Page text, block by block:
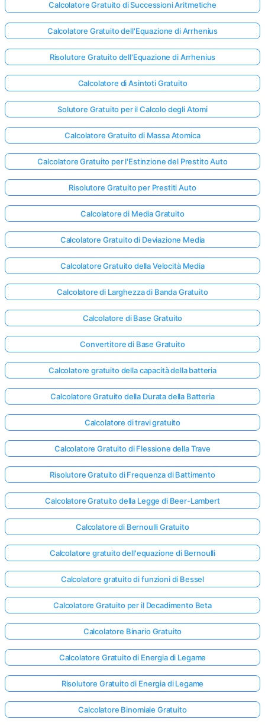
la Tua
Prima
Calcolatore Gratuito di Successioni Aritmetiche
Calcolatore Gratuito dell'Equazione di Arrhenius
Risolutore Gratuito dell'Equazione di Arrhenius
Calcolatore di Asintoti Gratuito
Solutore Gratuito per il Calcolo degli Atomi
Calcolatore Gratuito di Massa Atomica
Calcolatore Gratuito per l'Estinzione del Prestito Auto
Risolutore Gratuito per Prestiti Auto
Calcolatore di Media Gratuito
Calcolatore Gratuito di Deviazione Media
Calcolatore Gratuito della Velocità Media
Calcolatore di Larghezza di Banda Gratuito
Calcolatore di Base Gratuito
Convertitore di Base Gratuito
Calcolatore gratuito della capacità della batteria
Calcolatore Gratuito della Durata della Batteria
Calcolatore di travi gratuito
Calcolatore Gratuito di Flessione della Trave
Risolutore Gratuito di Frequenza di Battimento
Calcolatore Gratuito della Legge di Beer-Lambert
Calcolatore di Bernoulli Gratuito
Calcolatore gratuito dell'equazione di Bernoulli
Calcolatore gratuito di funzioni di Bessel
Calcolatore Gratuito per il Decadimento Beta
Calcolatore Binario Gratuito
Calcolatore Gratuito di Energia di Legame
Risolutore Gratuito di Energia di Legame
Calcolatore Binomiale Gratuito